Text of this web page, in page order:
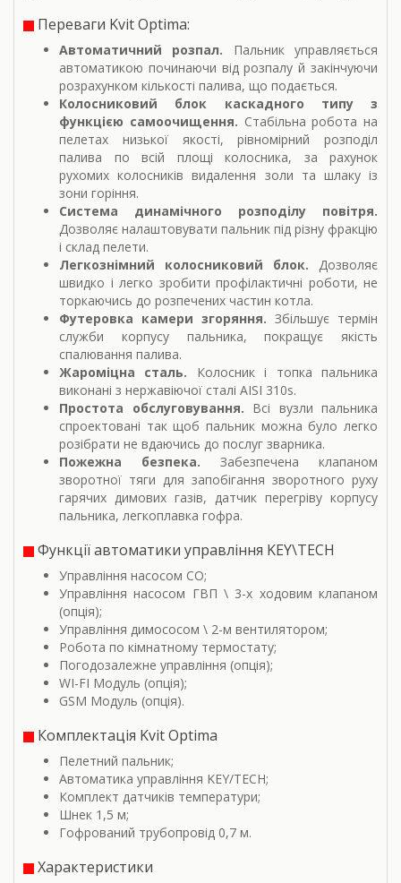
Переваги Kvit Optima:
Автоматичний розпал. Пальник управляється
автоматикою починаючи від розпалу й закінчуючи
розрахунком кількості палива, що подається.
Колосниковий блок каскадного типу з
функцією самоочищення. Стабільна робота на
пелетах низької якості, рівномірний розподіл
палива по всій площі колосника, за рахунок
рухомих колосників видалення золи та шлаку із
зони горіння.
Система динамічного розподілу повітря.
Дозволяє налаштовувати пальник під різну фракцію
і склад пелети.
Легкознімний колосниковий блок. Дозволяє
швидко і легко зробити профілактичні роботи, не
торкаючись до розпечених частин котла.
Футеровка камери згоряння. Збільшує термін
служби корпусу пальника, покращує якість
спалювання палива.
Жароміцна сталь. Колосник і топка пальника
виконані з нержавіючої сталі AISI 310s.
Простота обслуговування. Всі вузли пальника
спроектовані так щоб пальник можна було легко
розібрати не вдаючись до послуг зварника.
Пожежна безпека. Забезпечена клапаном
зворотної тяги для запобігання зворотного руху
гарячих димових газів, датчик перегріву корпусу
пальника, легкоплавка гофра.
Функції автоматики управління KEY\TECH
Управління насосом СО;
Управління насосом ГВП \ 3-х ходовим клапаном
(опція);
Управління димососом \ 2-м вентилятором;
Робота по кімнатному термостату;
Погодозалежне управління (опція);
WI-FI Модуль (опція);
GSM Модуль (опція).
Комплектація Kvit Optima
Пелетний пальник;
Автоматика управління KEY/TECH;
Комплект датчиків температури;
Шнек 1,5 м;
Гофрований трубопровід 0,7 м.
Характеристики